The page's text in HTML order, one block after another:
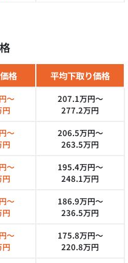
格 平均下取り価格
～
207.1万円～
277.2万円
～
206.5万円～
263.5万円
～
195.4万円～
248.1万円
～
186.9万円～
236.5万円
～
175.8万円～
220.8万円